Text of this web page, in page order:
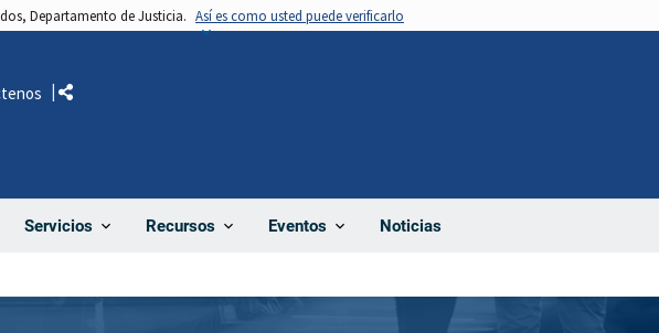
Departamento de Justicia. Así es como usted puede verificarlo
Servicios Recursos Eventos Noticias
Comparte